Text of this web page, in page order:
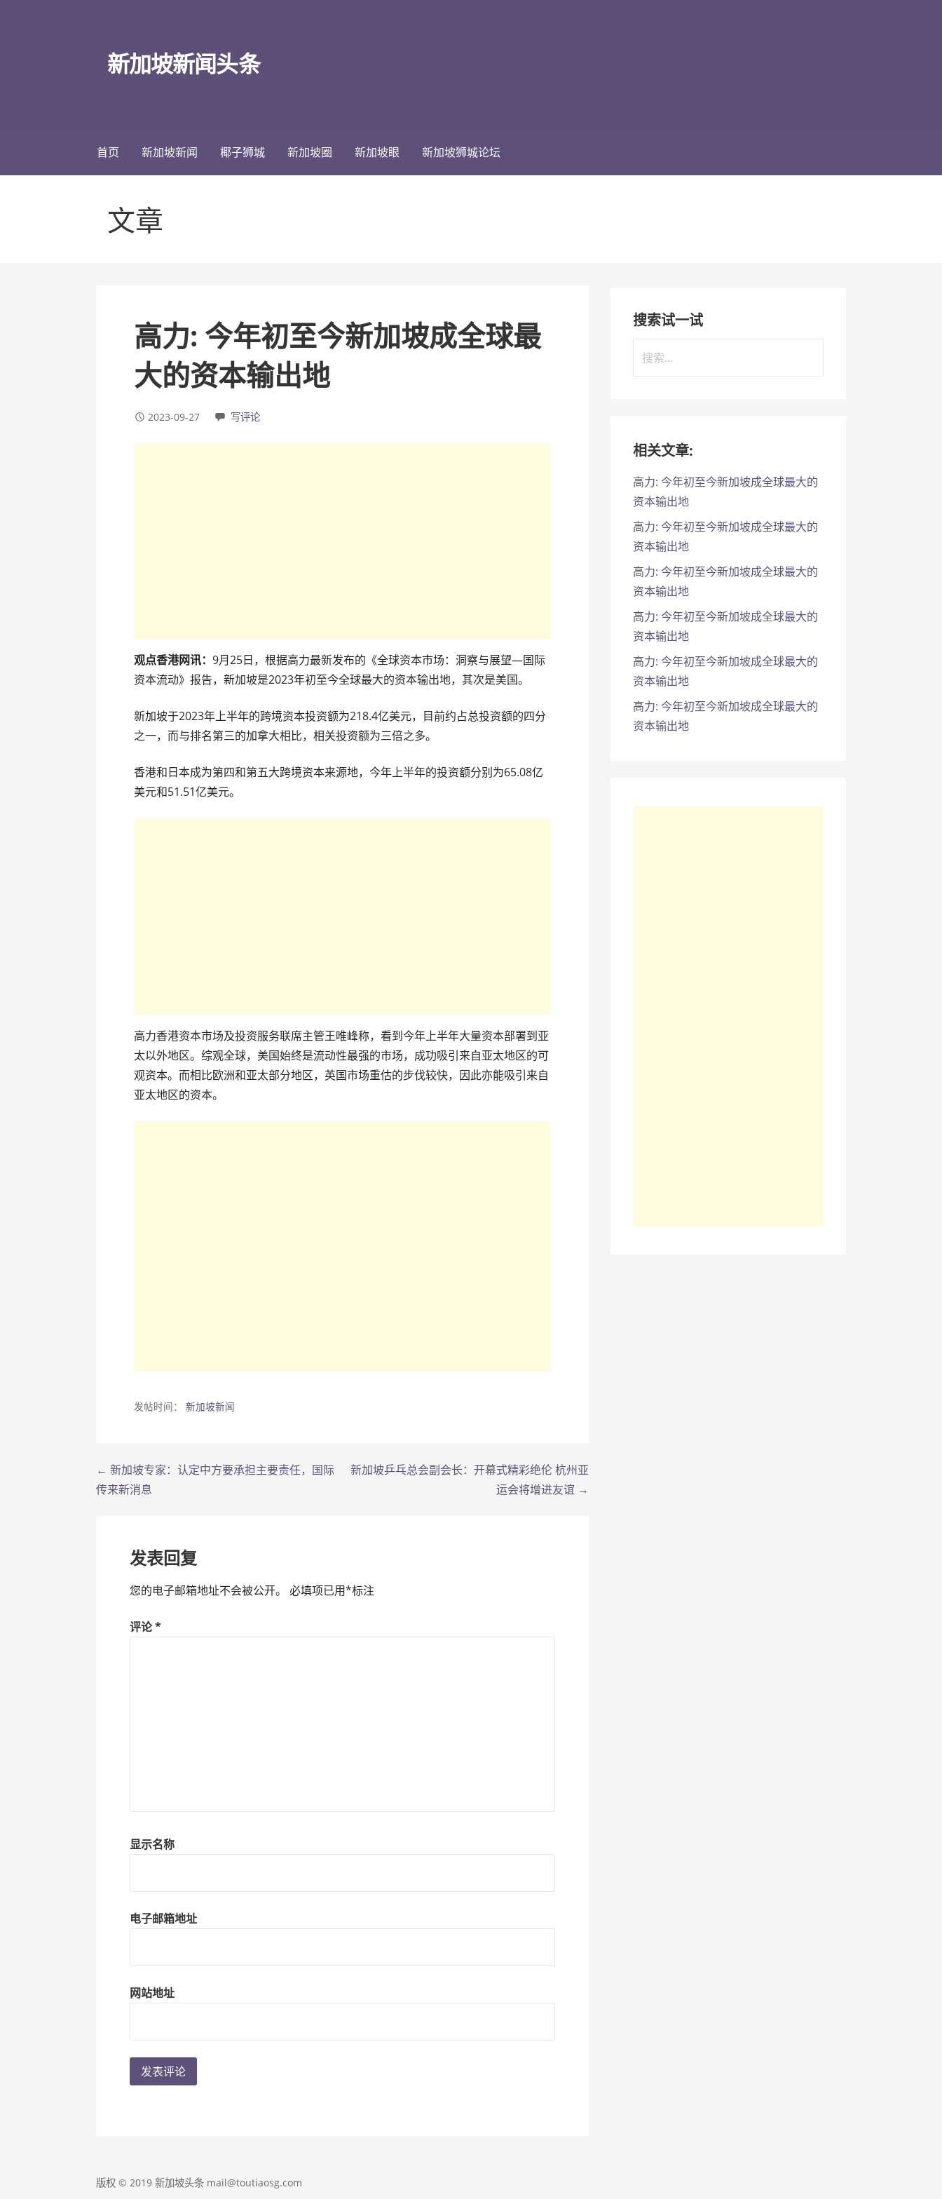
新加坡新闻头条
首页 新加坡新闻 椰子狮城 新加坡圈 新加坡眼 新加坡狮城论坛
文章
高力: 今年初至今新加坡成全球最
大的资本输出地
2023-09-27 写评论
观点香港网讯：9月25日，根据高力最新发布的《全球资本市场：洞察与展望—国际
资本流动》报告，新加坡是2023年初至今全球最大的资本输出地，其次是美国。
新加坡于2023年上半年的跨境资本投资额为218.4亿美元，目前约占总投资额的四分
之一，而与排名第三的加拿大相比，相关投资额为三倍之多。
香港和日本成为第四和第五大跨境资本来源地，今年上半年的投资额分别为65.08亿
美元和51.51亿美元。
高力香港资本市场及投资服务联席主管王唯峰称，看到今年上半年大量资本部署到亚
太以外地区。综观全球，美国始终是流动性最强的市场，成功吸引来自亚太地区的可
观资本。而相比欧洲和亚太部分地区，英国市场重估的步伐较快，因此亦能吸引来自
亚太地区的资本。
发帖时间：新加坡新闻
文
← 新加坡专家：认定中方要承担主要责任，国际
传来新消息
新加坡乒乓总会副会长：开幕式精彩绝伦 杭州亚
运会将增进友谊 →
发表回复
您的电子邮箱地址不会被公开。 必填项已用*标注
评论*
显示名称
电子邮箱地址
网站地址
搜索试一试
索
相关文章:
高力: 今年初至今新加坡成全球最大的
资本输出地
高力: 今年初至今新加坡成全球最大的
资本输出地
高力: 今年初至今新加坡成全球最大的
资本输出地
高力: 今年初至今新加坡成全球最大的
资本输出地
高力: 今年初至今新加坡成全球最大的
资本输出地
高力: 今年初至今新加坡成全球最大的
资本输出地
版权 © 2019 新加坡头条 mail@toutiaosg.com